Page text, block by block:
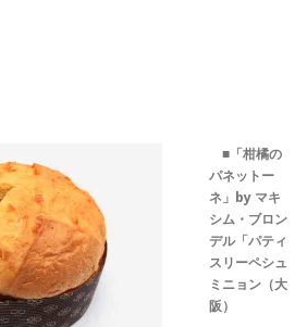
■「柑橘の
パネットー
ネ」by マキ
シム・ブロン
デル「パティ
スリーペシュ
ミニョン（大
阪）